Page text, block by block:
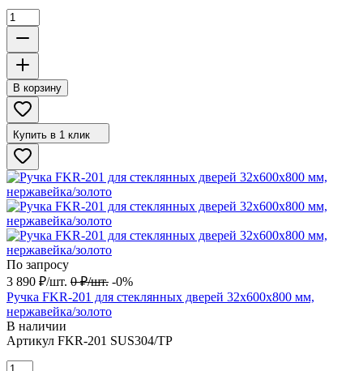
В корзину
Купить в 1 клик
По запросу
3 890 ₽/шт. 0 ₽/шт. -0%
Ручка FKR-201 для стеклянных дверей 32x600х800 мм,
нержавейка/золото
В наличии
Артикул FKR-201 SUS304/TP